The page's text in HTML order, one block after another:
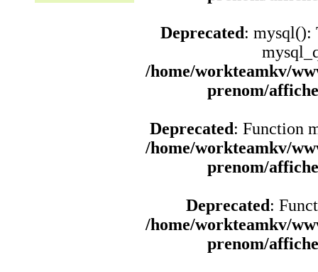
Deprecated: mysql():
/home/workteamkv/
prenom/
Deprecated: Function
/home/workteamkv/
prenom/
Deprecated:
/home/workteamkv/
prenom/